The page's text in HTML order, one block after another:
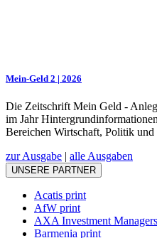
Mein-Geld 2 | 2026
Die Zeitschrift Mein Geld -
im Jahr
Bereichen Wirtschaft, Politik und
zur Ausgabe | alle Ausgaben
UNSERE PARTNER
Acatis print
AfW print
AXA Investment
Barmenia print